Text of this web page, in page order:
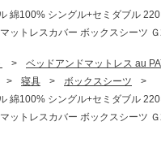
綿100% シングル+セミダブル
ットレスカバー ボックスシーツ
> ベッドアンドマットレス au
> 寝具 > ボックスシーツ
>
綿100% シングル+セミダブル
ットレスカバー ボックスシーツ